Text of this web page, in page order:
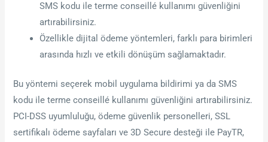
SMS kodu ile terme conseillé kullanımı güvenliğini
artırabilirsiniz.
Özellikle dijital ödeme yöntemleri, farklı para birimleri
arasında hızlı ve etkili dönüşüm sağlamaktadır.
Bu yöntemi seçerek mobil uygulama bildirimi ya da SMS
kodu ile terme conseillé kullanımı güvenliğini artırabilirsiniz.
PCI-DSS uyumluluğu, ödeme güvenlik personelleri, SSL
sertifikalı ödeme sayfaları ve 3D Secure desteği ile PayTR,